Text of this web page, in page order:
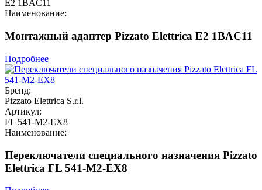
E2 1BAC11
Наименование:
Монтажный адаптер Pizzato Elettrica E2 1BAC11
Подробнее
Бренд:
Pizzato Elettrica S.r.l.
Артикул:
FL 541-M2-EX8
Наименование:
Переключатели специального назначения Pizzato
Elettrica FL 541-M2-EX8